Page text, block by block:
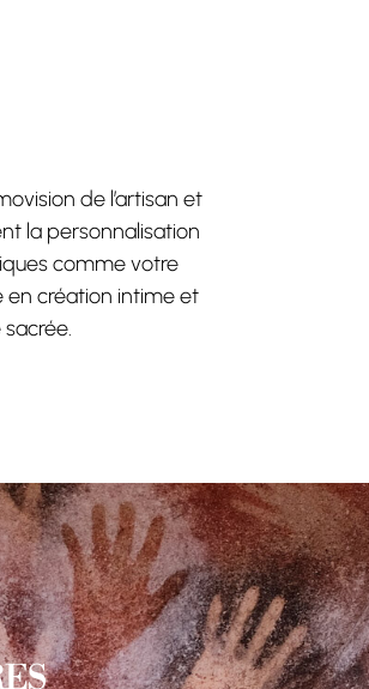
de l’artisan et
la personnalisation
comme votre
création intime et